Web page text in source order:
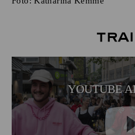
YOUTUBE